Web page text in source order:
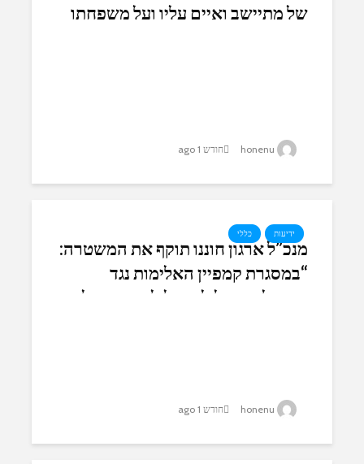
של מתיישב ואיים עליו ועל משפחתו
חודש 1 ago
ידיעות כללי
מנכ”ל ארגון חוננו תוקף את המשטרה:
“במסגרת קמפיין האלימות נגד
מתנחלים מעלילים עלילת שווא על
חודש 1 ago